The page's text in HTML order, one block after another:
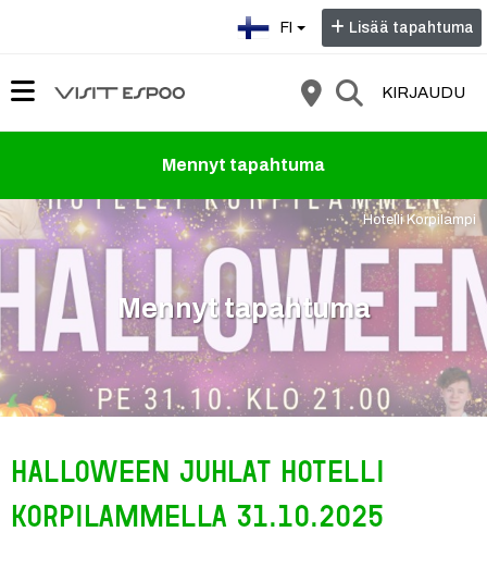
FI Lisää tapahtuma
KIRJAUDU
Mennyt tapahtuma
Hotelli Korpilampi
Mennyt tapahtuma
Halloween juhlat Hotelli
Korpilammella 31.10.2025